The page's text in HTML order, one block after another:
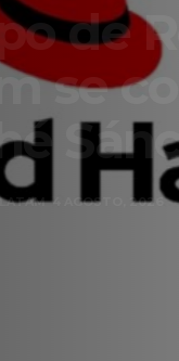
Red
2026